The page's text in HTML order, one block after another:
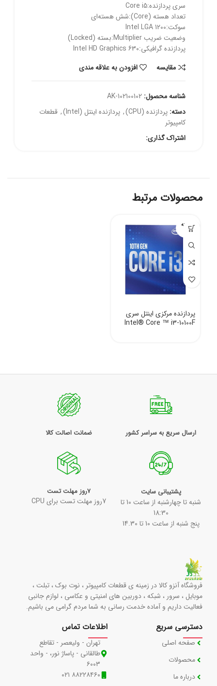
سری پردازنده:Core i5
تعداد هسته (Core):شش هسته‌ای
سوکت:Intel LGA 1200
وضعیت ضریب Multiplier:بسته (Locked)
پردازنده گرافیکی:Intel HD Graphics 630
مقايسه
افزودن به علاقه مندی
شناسه محصول: AK-102100102
دسته: پردازنده (CPU) , پردازنده اینتل (Intel) , قطعات
کامپیوتر
اشتراک گذاری:
محصولات مرتبط
فروخته
شده
پردازنده مرکزی اینتل سری
Intel® Core ™ i3-10100F
ارسال سریع به سراسر کشور ضمانت اصالت کالا
پشتیبانی سایت
شنبه تا چهارشنبه از ساعت 10 تا
18:30
پنج شنبه از ساعت 10 تا 14.30
7روز مهلت تست
7روز مهلت تست برای CPU
فروشگاه آنزو کالا در زمینه ی قطعات کامپیوتر ، نوت بوک ، تبلت ،
موبایل ، سرور ، شبکه ، دوربین های امنیتی و عکاسی ، لوازم جانبی
فعالیت داریم و آماده خدمت رسانی به شما مردم گرامی می باشیم.
دسترسی سریع
صفحه اصلی
محصولات
درباره ما
اطلاعات تماس
تهران - ولیعصر - تقاطع
طالقانی - پاساژ نور، - واحد
۶۰۰۳
۸۸۲۲۸۴۶۰ ۰۲۱